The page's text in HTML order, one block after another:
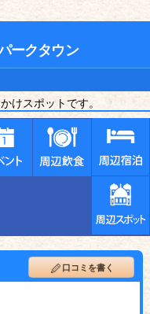
ークタウン
けスポットです。
口コミを書く